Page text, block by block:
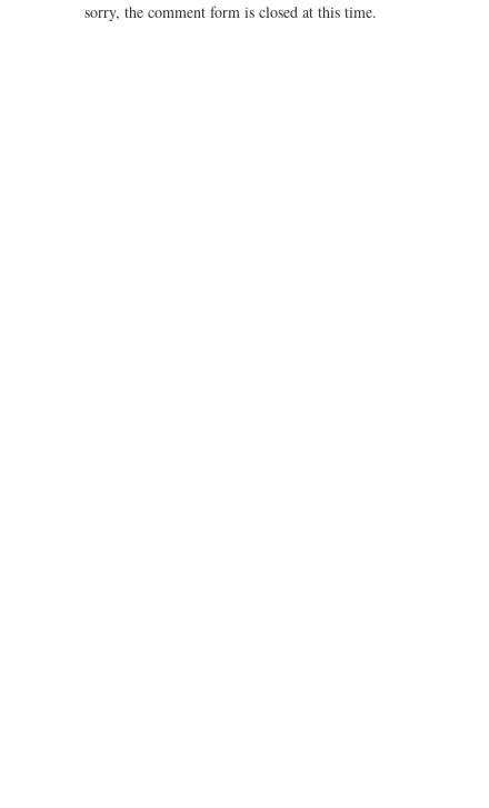
sorry, the comment form is closed at this time.